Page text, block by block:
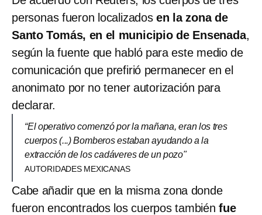
personas fueron localizadosen la zona de
Santo Tomás, en el municipio de Ensenada,
según la fuente que habló para este medio de
comunicación que prefirió permanecer en el
anonimato por no tener autorización para
declarar.
“El operativo comenzó por la mañana, eran los tres
cuerpos (...) Bomberos estaban ayudando a la
extracción de los cadáveres de un pozo"
AUTORIDADES MEXICANAS
Cabe añadir que en la misma zona donde
fueron encontrados los cuerpos tambiénfue